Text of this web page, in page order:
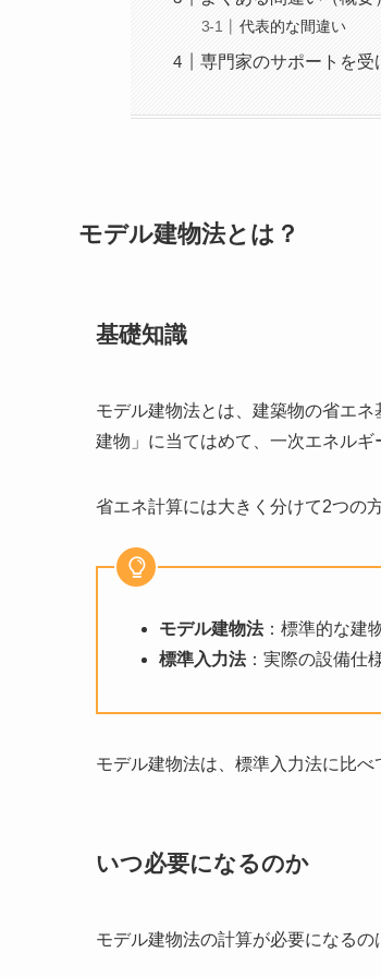
代表的な間違い
専門家のサポートを
モデル建物法とは？
基礎知識
モデル建物法とは、建築物の省エ
建物」に当てはめて、一次エネルギ
省エネ計算には大きく分けて2つの
モデル建物法：標準的な建
標準入力法：実際の設備仕
モデル建物法は、標準入力法に比
いつ必要になるのか
モデル建物法の計算が必要になるの